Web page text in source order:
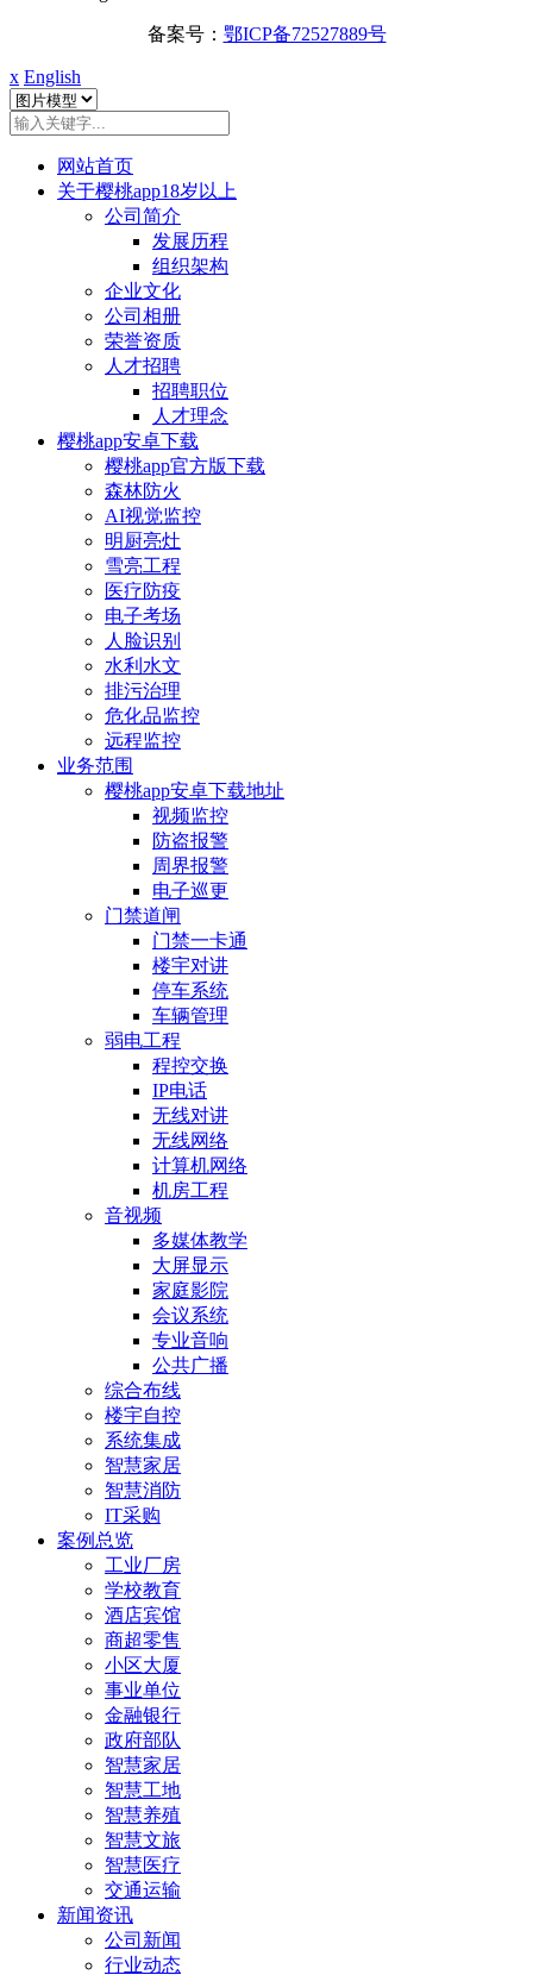
备案号： 鄂ICP备72527889号
x English
网站首页
关于樱桃app18岁以上
公司简介
发展历程
组织架构
企业文化
公司相册
荣誉资质
人才招聘
招聘职位
人才理念
樱桃app安卓下载
樱桃app官方版下载
森林防火
AI视觉监控
明厨亮灶
雪亮工程
医疗防疫
电子考场
人脸识别
水利水文
排污治理
危化品监控
远程监控
业务范围
樱桃app安卓下载地址
视频监控
防盗报警
周界报警
电子巡更
门禁道闸
门禁一卡通
楼宇对讲
停车系统
车辆管理
弱电工程
程控交换
IP电话
无线对讲
无线网络
计算机网络
机房工程
音视频
多媒体教学
大屏显示
家庭影院
会议系统
专业音响
公共广播
综合布线
楼宇自控
系统集成
智慧家居
智慧消防
IT采购
案例总览
工业厂房
学校教育
酒店宾馆
商超零售
小区大厦
事业单位
金融银行
政府部队
智慧家居
智慧工地
智慧养殖
智慧文旅
智慧医疗
交通运输
新闻资讯
公司新闻
行业动态